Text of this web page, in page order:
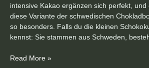
intensive Kakao ergänzen sich perfekt,
diese Variante der schwedischen
so besonders. Falls du die kleinen
kennst: Sie stammen aus Schweden,
Read More »